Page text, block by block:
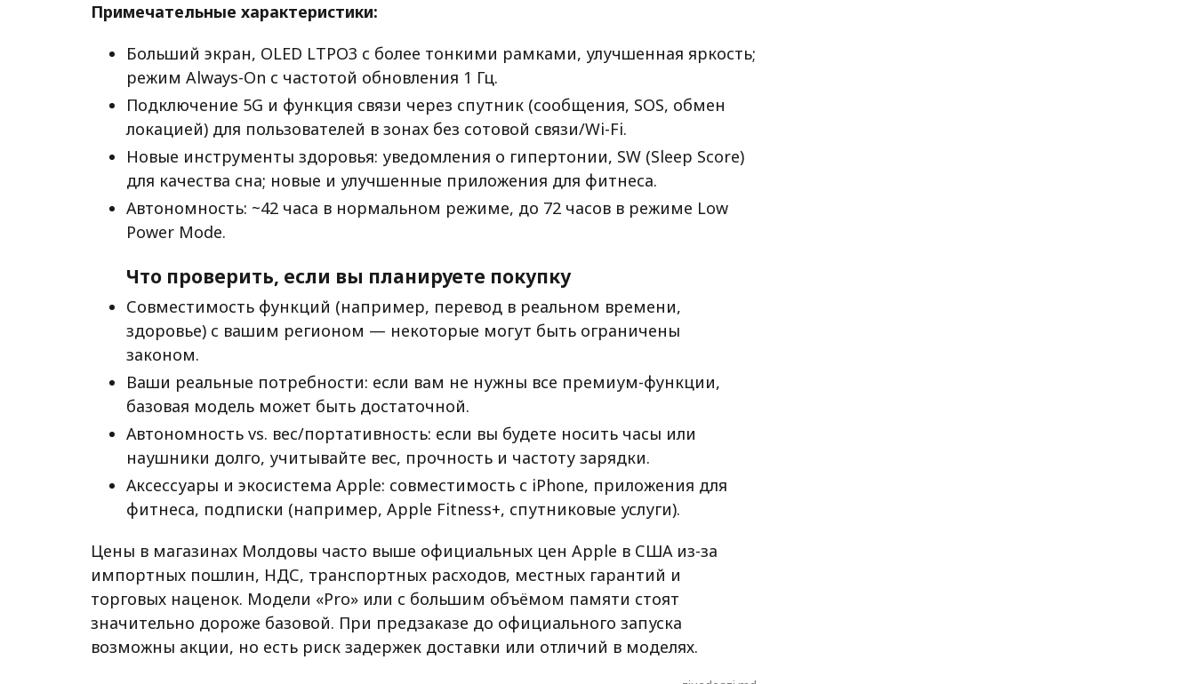
Примечательные характеристики:
Больший экран, OLED LTPO3 с более тонкими рамками, улучшенная яркость;
режим Always-On с частотой обновления 1 Гц.
Подключение 5G и функция связи через спутник (сообщения, SOS, обмен
локацией) для пользователей в зонах без сотовой связи/Wi-Fi.
Новые инструменты здоровья: уведомления о гипертонии, SW (Sleep Score)
для качества сна; новые и улучшенные приложения для фитнеса.
Автономность: ~42 часа в нормальном режиме, до 72 часов в режиме Low
Power Mode.
Что проверить, если вы планируете покупку
Совместимость функций (например, перевод в реальном времени,
здоровье) с вашим регионом — некоторые могут быть ограничены
законом.
Ваши реальные потребности: если вам не нужны все премиум-функции,
базовая модель может быть достаточной.
Автономность vs. вес/портативность: если вы будете носить часы или
наушники долго, учитывайте вес, прочность и частоту зарядки.
Аксессуары и экосистема Apple: совместимость с iPhone, приложения для
фитнеса, подписки (например, Apple Fitness+, спутниковые услуги).
Цены в магазинах Молдовы часто выше официальных цен Apple в США из-за
импортных пошлин, НДС, транспортных расходов, местных гарантий и
торговых наценок. Модели «Pro» или с большим объёмом памяти стоят
значительно дороже базовой. При предзаказе до официального запуска
возможны акции, но есть риск задержек доставки или отличий в моделях.